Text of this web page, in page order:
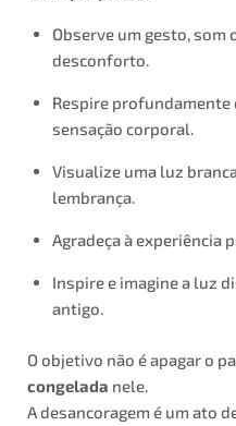
Observe um gesto, som
desconforto.
Respire profundamente
sensação corporal.
Visualize uma luz
lembrança.
Agradeça à experiência
Inspire e imagine a luz
antigo.
O objetivo não é apagar o
congelada nele.
A desancoragem é um ato